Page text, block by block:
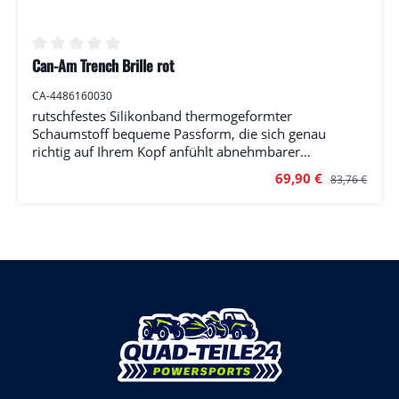
Durchschnittliche Bewertung von 0 von 5 Sternen
Can-Am Trench Brille rot
CA-4486160030
rutschfestes Silikonband thermogeformter
Schaumstoff bequeme Passform, die sich genau
richtig auf Ihrem Kopf anfühlt abnehmbarer
Nasenschutz Anti-Beschlag-ATV-Brille hochwertige
Gläser dieser UV-Lichtbrille sind kratzfest, beschlagfrei
Verkaufspreis:
69,90 € Regulärer
83,76 €